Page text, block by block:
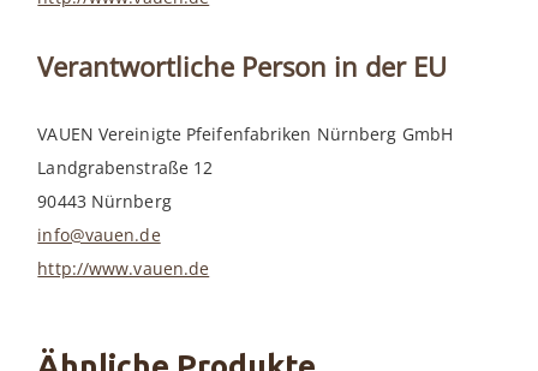
Verantwortliche Person in der EU
VAUEN Vereinigte Pfeifenfabriken Nürnberg GmbH
Landgrabenstraße 12
90443 Nürnberg
info@vauen.de
http://www.vauen.de